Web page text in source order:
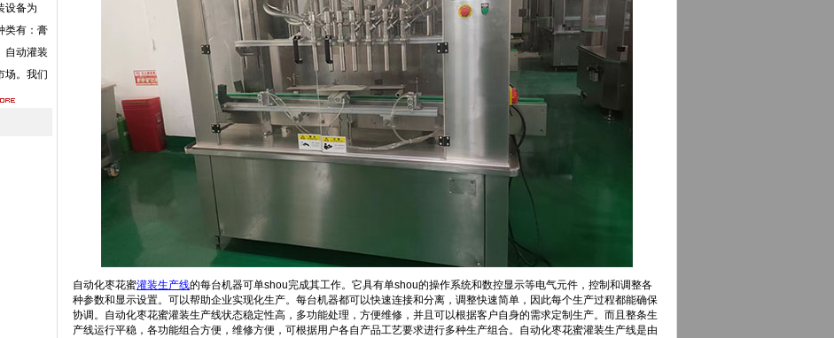
设备为
类有：膏
自动灌装
场。我们
自动化枣花蜜灌装生产线的每台机器可单shou完成其工作。它具有单shou的操作系统和数控显示等电气元件，控制和调整各
种参数和显示设置。可以帮助企业实现化生产。每台机器都可以快速连接和分离，调整快速简单，因此每个生产过程都能确保
协调。自动化枣花蜜灌装生产线状态稳定性高，多功能处理，方便维修，并且可以根据客户自身的需求定制生产。而且整条生
产线运行平稳，各功能组合方便，维修方便，可根据用户各自产品工艺要求进行多种生产组合。自动化枣花蜜灌装生产线是由